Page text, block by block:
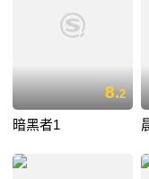
8.2
暗黑者1